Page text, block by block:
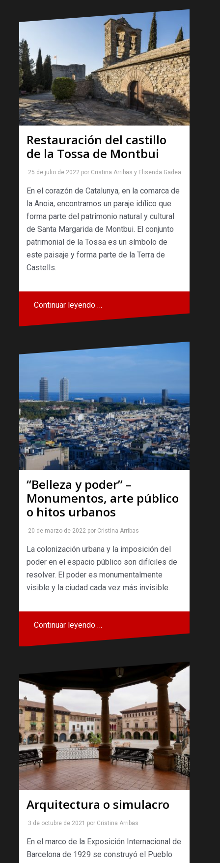
Restauración del castillo
de la Tossa de Montbui
25 de julio de 2022 por Cristina Arribas y Elisenda Gadea
En el corazón de Catalunya, en la comarca de
la Anoia, encontramos un paraje idílico que
forma parte del patrimonio natural y cultural
de Santa Margarida de Montbui. El conjunto
patrimonial de la Tossa es un símbolo de
este paisaje y forma parte de la Terra de
Castells.
Continuar leyendo …
“Belleza y poder” –
Monumentos, arte público
o hitos urbanos
20 de marzo de 2022 por Cristina Arribas
La colonización urbana y la imposición del
poder en el espacio público son difíciles de
resolver. El poder es monumentalmente
visible y la ciudad cada vez más invisible.
Continuar leyendo …
Arquitectura o simulacro
3 de octubre de 2021 por Cristina Arribas
En el marco de la Exposición Internacional de
Barcelona de 1929 se construyó el Pueblo